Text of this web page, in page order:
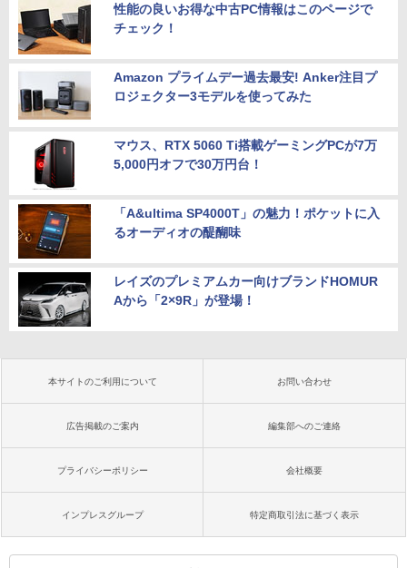
性能の良いお得な中古PC情報はこのページで
チェック！
Amazon プライムデー過去最安! Anker注目プ
ロジェクター3モデルを使ってみた
マウス、RTX 5060 Ti搭載ゲーミングPCが7万
5,000円オフで30万円台！
「A&ultima SP4000T」の魅力！ポケットに入
るオーディオの醍醐味
レイズのプレミアムカー向けブランドHOMUR
Aから「2×9R」が登場！
本サイトのご利用について お問い合わせ
広告掲載のご案内 編集部へのご連絡
プライバシーポリシー 会社概要
インプレスグループ 特定商取引法に基づく表示